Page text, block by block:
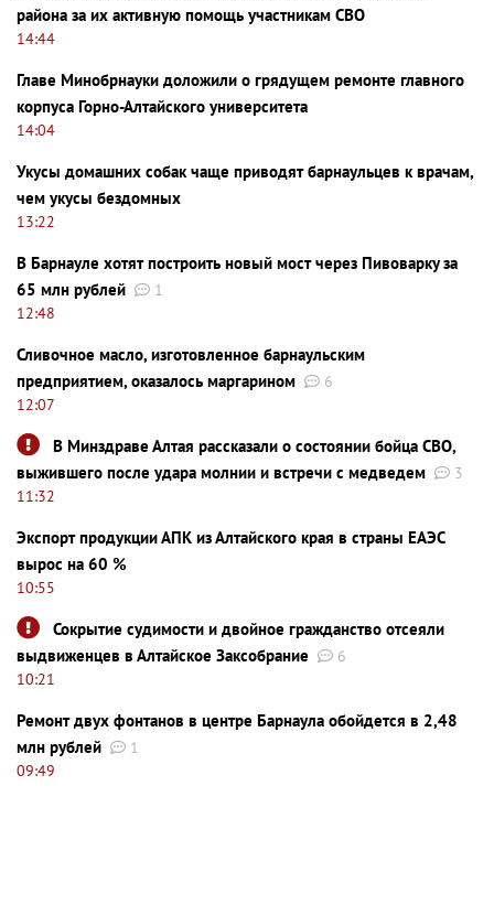
района за их активную помощь участникам СВО
14:44
Главе Минобрнауки доложили о грядущем ремонте главного
корпуса Горно-Алтайского университета
14:04
Укусы домашних собак чаще приводят барнаульцев к врачам,
чем укусы бездомных
13:22
В Барнауле хотят построить новый мост через Пивоварку за
65 млн рублей
1
12:48
Сливочное масло, изготовленное барнаульским
предприятием, оказалось маргарином
6
12:07
В Минздраве Алтая рассказали о состоянии бойца СВО,
выжившего после удара молнии и встречи с медведем
3
11:32
Экспорт продукции АПК из Алтайского края в страны ЕАЭС
вырос на 60 %
10:55
Сокрытие судимости и двойное гражданство отсеяли
выдвиженцев в Алтайское Заксобрание
6
10:21
Ремонт двух фонтанов в центре Барнаула обойдется в 2,48
млн рублей
1
09:49